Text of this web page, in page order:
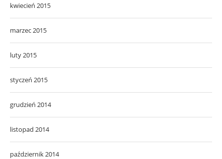
kwiecień 2015
marzec 2015
luty 2015
styczeń 2015
grudzień 2014
listopad 2014
październik 2014